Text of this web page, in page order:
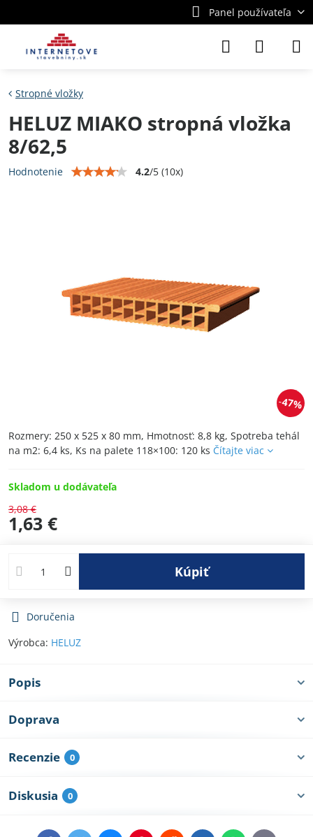
Panel používateľa
47%
Stropné vložky
HELUZ MIAKO stropná vložka
8/62,5
Hodnotenie 4.2/5 (10x)
Rozmery: 250 x 525 x 80 mm, Hmotnosť: 8,8 kg, Spotreba tehál
na m2: 6,4 ks, Ks na palete 118×100: 120 ks Čítajte viac
Skladom u dodávateľa
3,08 €
1,63 €
Kúpiť
Doručenia
Výrobca: HELUZ
Popis
Doprava
Recenzie 0
Diskusia 0